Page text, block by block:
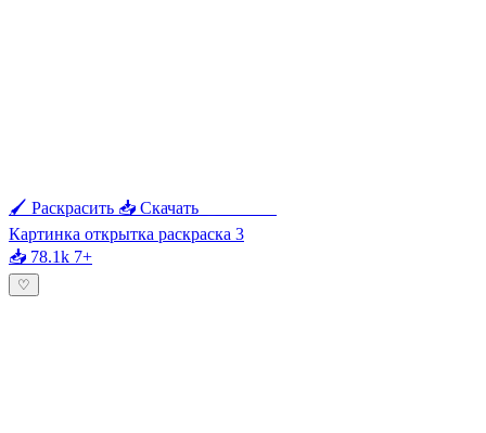
🖌 Раскрасить 📥 Скачать
Картинка открытка раскраска 3
📥 78.1k 7+
♡